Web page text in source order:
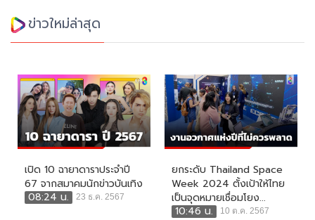
ข่าวใหม่ล่าสุด
เปิด 10 ฉายาดาราประจำปี
67 จากสมาคมนักข่าวบันเทิง
08:24 น.
23 ธ.ค. 2567
ยกระดับ Thailand Space
Week 2024 ตั้งเป้าให้ไทย
เป็นจุดหมายเชื่อมโยง...
10:46 น.
10 ต.ค. 2567